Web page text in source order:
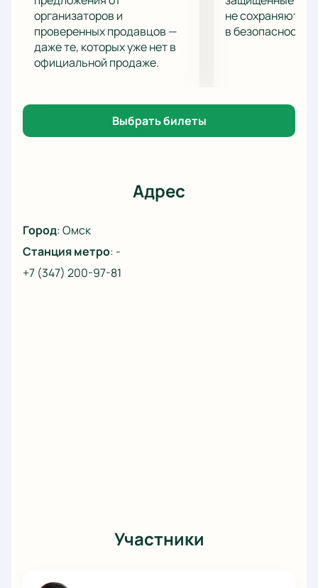
организаторов и
проверенных продавцов —
даже те, которых уже нет в
официальной продаже.
не сохраняются
в безопасности.
Выбрать билеты
Адрес
Город:Омск
Станция метро: -
+7 (347) 200-97-81
Участники